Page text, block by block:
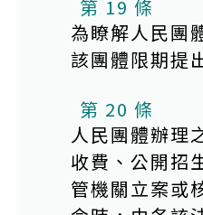
第 19 條
為瞭解人民團
該團體限期提
第 20 條
人民團體辦理
收費、公開招
管機關立案或